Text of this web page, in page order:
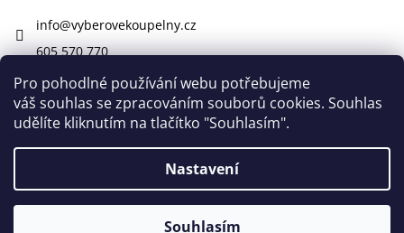
Pro pohodlné používání webu potřebujeme
váš souhlas se zpracováním souborů cookies. Souhlas
udělíte kliknutím na tlačítko "Souhlasím".
Nastavení
Souhlasím
V pátek 7. 8. máme firemní dovolenou. V případě potřeby nám
napište na info@vyberovekoupelny.cz. Všechny požadavky
info@vyberovekoupelny.cz
605 570 770
https://www.facebook.com/vyberovekoupelny/
Copyright 2026Výběrové Koupelny. Všechna práva
vyhrazena.